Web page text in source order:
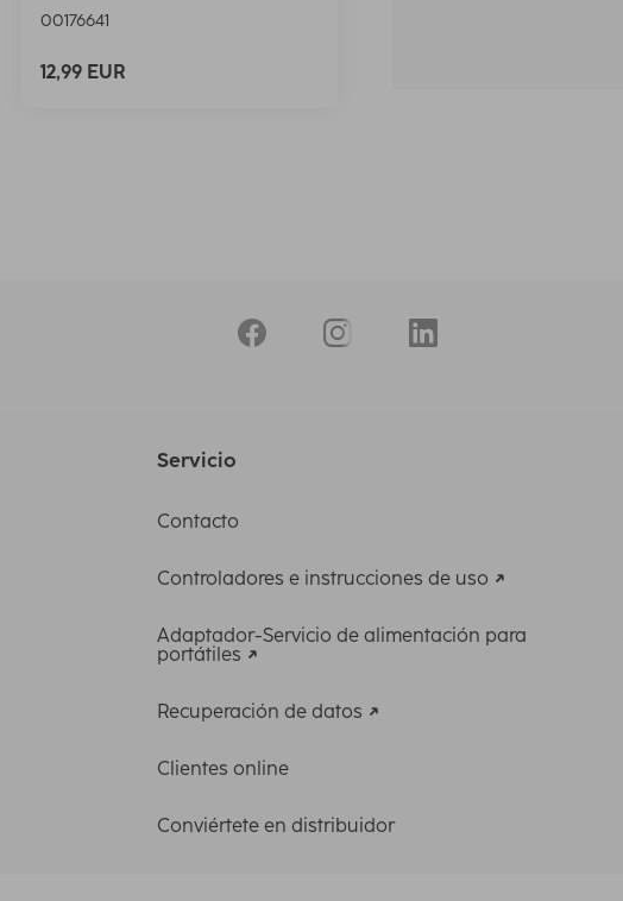
00176641
12,99 EUR
Servicio
Contacto
Controladores e instrucciones de uso
Adaptador-Servicio de alimentación para
portátiles
Recuperación de datos
Clientes online
Conviértete en distribuidor